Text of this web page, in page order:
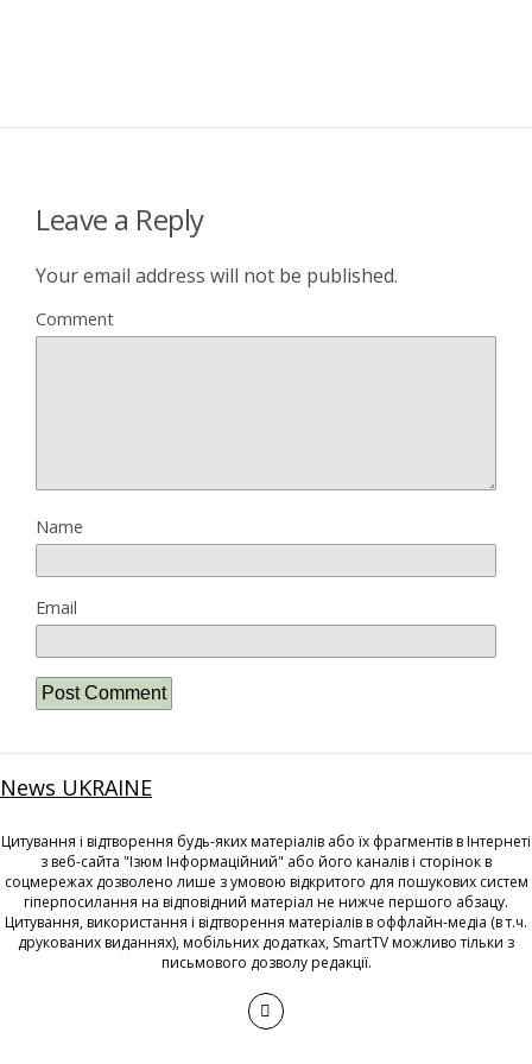
Leave a Reply
Your email address will not be published.
Comment
Name
Email
News UKRAINE
Цитування і відтворення будь-яких матеріалів або їх фрагментів в Інтернеті
з веб-сайта "Ізюм Інформаційний" або його каналів і сторінок в
соцмережах дозволено лише з умовою відкритого для пошукових систем
гіперпосилання на відповідний матеріал не нижче першого абзацу.
Цитування, використання і відтворення матеріалів в оффлайн-медіа (в т.ч.
друкованих виданнях), мобільних додатках, SmartTV можливо тільки з
письмового дозволу редакції.